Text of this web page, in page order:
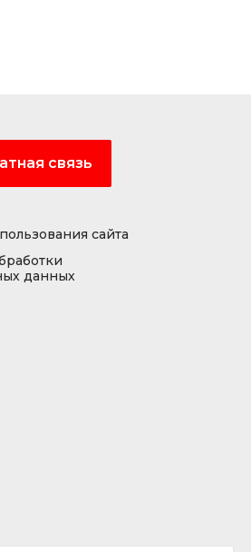
связь
сайта
данных